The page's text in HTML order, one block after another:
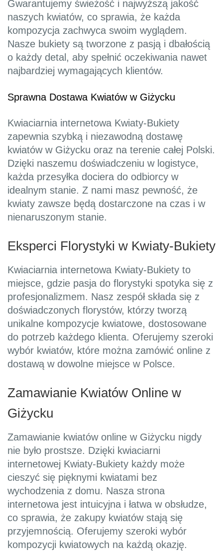
Gwarantujemy świeżość i najwyższą jakość
naszych kwiatów, co sprawia, że każda
kompozycja zachwyca swoim wyglądem.
Nasze bukiety są tworzone z pasją i dbałością
o każdy detal, aby spełnić oczekiwania nawet
najbardziej wymagających klientów.
Sprawna Dostawa Kwiatów w Giżycku
Kwiaciarnia internetowa Kwiaty-Bukiety
zapewnia szybką i niezawodną dostawę
kwiatów w Giżycku oraz na terenie całej Polski.
Dzięki naszemu doświadczeniu w logistyce,
każda przesyłka dociera do odbiorcy w
idealnym stanie. Z nami masz pewność, że
kwiaty zawsze będą dostarczone na czas i w
nienaruszonym stanie.
Eksperci Florystyki w Kwiaty-Bukiety
Kwiaciarnia internetowa Kwiaty-Bukiety to
miejsce, gdzie pasja do florystyki spotyka się z
profesjonalizmem. Nasz zespół składa się z
doświadczonych florystów, którzy tworzą
unikalne kompozycje kwiatowe, dostosowane
do potrzeb każdego klienta. Oferujemy szeroki
wybór kwiatów, które można zamówić online z
dostawą w dowolne miejsce w Polsce.
Zamawianie Kwiatów Online w
Giżycku
Zamawianie kwiatów online w Giżycku nigdy
nie było prostsze. Dzięki kwiaciarni
internetowej Kwiaty-Bukiety każdy może
cieszyć się pięknymi kwiatami bez
wychodzenia z domu. Nasza strona
internetowa jest intuicyjna i łatwa w obsłudze,
co sprawia, że zakupy kwiatów stają się
przyjemnością. Oferujemy szeroki wybór
kompozycji kwiatowych na każdą okazję.